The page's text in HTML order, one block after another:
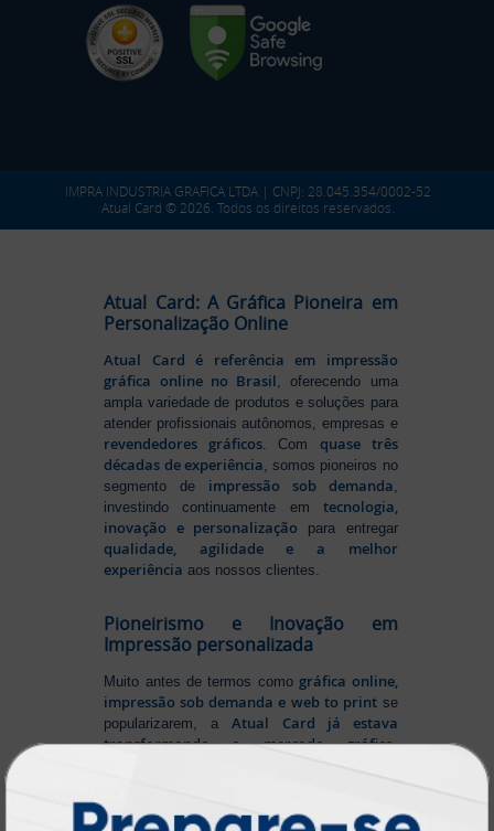
IMPRA INDUSTRIA GRAFICA LTDA | CNPJ: 28.045.354/0002-52
Atual Card © 2026. Todos os direitos reservados.
Atual Card: A Gráfica Pioneira em
Personalização Online
Atual Card é referência em impressão
gráfica online no Brasil, oferecendo uma
ampla variedade de produtos e soluções para
atender profissionais autônomos, empresas e
revendedores gráficos. Comquase três
décadas de experiência, somos pioneiros no
segmento de impressão sob demanda,
investindo continuamente em tecnologia,
inovação e personalização para entregar
qualidade, agilidade e a melhor
experiência aos nossos clientes.
Pioneirismo e Inovação em
Impressão personalizada
Muito antes de termos como gráfica online,
impressão sob demanda e web to printse
popularizarem, aAtual Card já estava
transformando o mercado gráfico.
de ponta